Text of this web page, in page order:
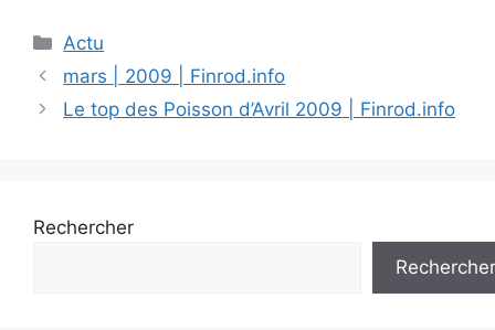
Catégories
Actu
mars | 2009 | Finrod.info
Le top des Poisson d’Avril 2009 | Finrod.info
Rechercher
Rechercher